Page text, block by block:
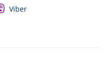
Viber